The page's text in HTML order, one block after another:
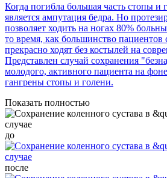
Когда погибла большая часть стопы и
является ампутация бедра. Но
позволяет ходить на ногах 80%
то время, как большинство
прекрасно ходят без костылей на
Представлен случай сохранения
молодого, активного пациента на
гангрены стопы и голени.
Показать полностью
до
после